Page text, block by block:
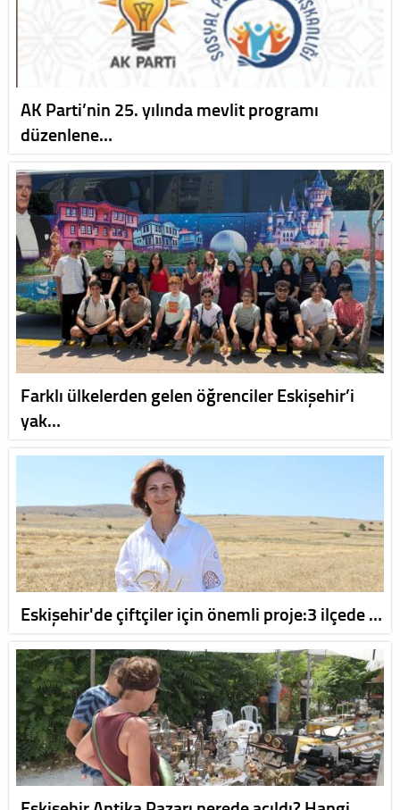
AK Parti’nin 25. yılında mevlit programı
düzenlene…
Farklı ülkelerden gelen öğrenciler Eskişehir’i
yak…
Eskişehir'de çiftçiler için önemli proje:3 ilçede …